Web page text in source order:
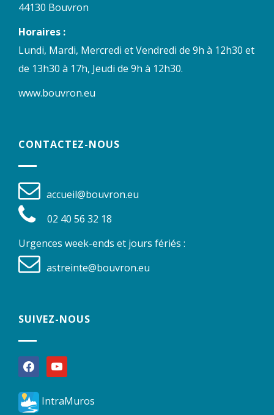
44130 Bouvron
Horaires :
Lundi, Mardi, Mercredi et Vendredi de 9h à 12h30 et
de 13h30 à 17h, Jeudi de 9h à 12h30.
www.bouvron.eu
CONTACTEZ-NOUS
accueil@bouvron.eu
02 40 56 32 18
Urgences week-ends et jours fériés :
astreinte@bouvron.eu
SUIVEZ-NOUS
facebookyoutube
IntraMuros